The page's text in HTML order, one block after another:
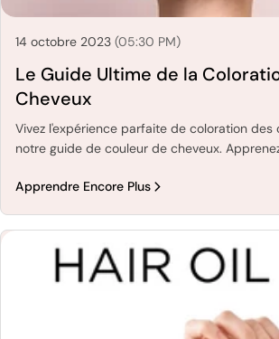
14 octobre 2023 (05:30 PM)
Le Guide Ultime de la
Cheveux
Vivez l'expérience parfaite de coloration des
notre guide de couleur de cheveux.
de renom telles que l'Oréal, Schwarzkopf,
Apprendre Encore Plus